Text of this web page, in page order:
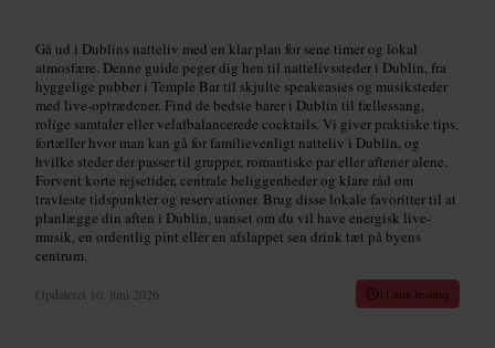
Gå ud i Dublins natteliv med en klar plan for sene timer og lokal
atmosfære. Denne guide peger dig hen til nattelivssteder i Dublin, fra
hyggelige pubber i Temple Bar til skjulte speakeasies og musiksteder
med live-optrædener. Find de bedste barer i Dublin til fællessang,
rolige samtaler eller velafbalancerede cocktails. Vi giver praktiske tips,
fortæller hvor man kan gå for familievenligt natteliv i Dublin, og
hvilke steder der passer til grupper, romantiske par eller aftener alene.
Forvent korte rejsetider, centrale beliggenheder og klare råd om
travleste tidspunkter og reservationer. Brug disse lokale favoritter til at
planlægge din aften i Dublin, uanset om du vil have energisk live-
musik, en ordentlig pint eller en afslappet sen drink tæt på byens
centrum.
Opdateret 10. juni 2026 11 min læsning